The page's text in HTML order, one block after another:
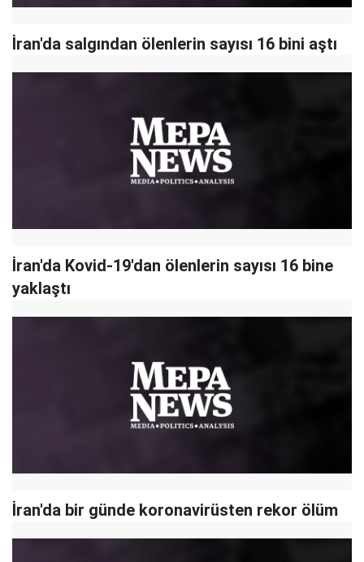
İran'da salgından ölenlerin sayısı 16 bini aştı
İran'da Kovid-19'dan ölenlerin sayısı 16 bine
yaklaştı
İran'da bir günde koronavirüsten rekor ölüm